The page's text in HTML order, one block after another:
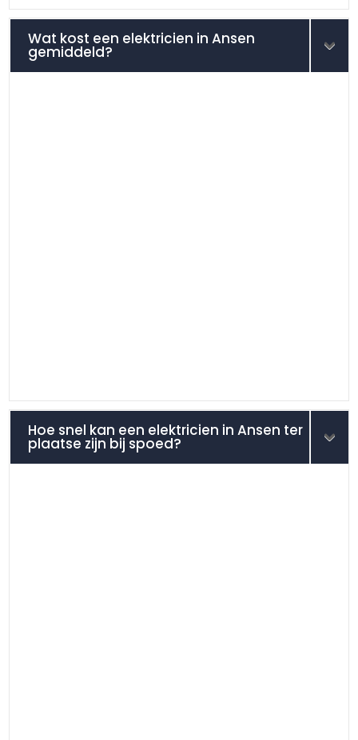
Wat kost een elektricien in Ansen
gemiddeld?
Hoe snel kan een elektricien in Ansen ter
plaatse zijn bij spoed?